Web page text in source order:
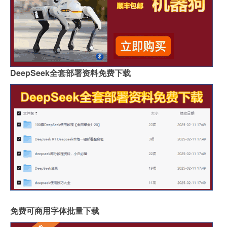
DeepSeek全套部署资料免费下载
免费可商用字体批量下载